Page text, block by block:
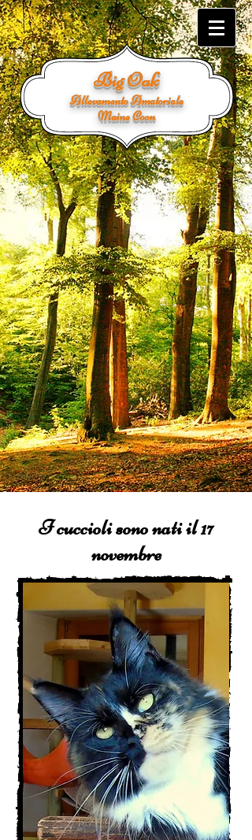
Big Oak
Allevamento Amatoriale
Maine Coon
I cuccioli sono nati il 17
novembre